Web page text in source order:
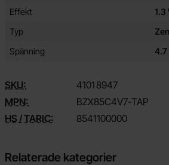
Effekt
1.3
Typ
Spänning
4.7
SKU: 4101 8947
MPN:
BZX85C4V7-TAP
HS / TARIC:
8541100000
Relaterade kategorier